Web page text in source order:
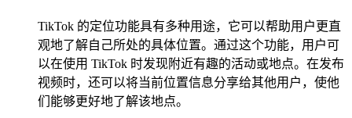
TikTok 的定位功能具有多种用途，它可以帮助用户更直
观地了解自己所处的具体位置。通过这个功能，用户可
以在使用 TikTok 时发现附近有趣的活动或地点。在发布
视频时，还可以将当前位置信息分享给其他用户，使他
们能够更好地了解该地点。